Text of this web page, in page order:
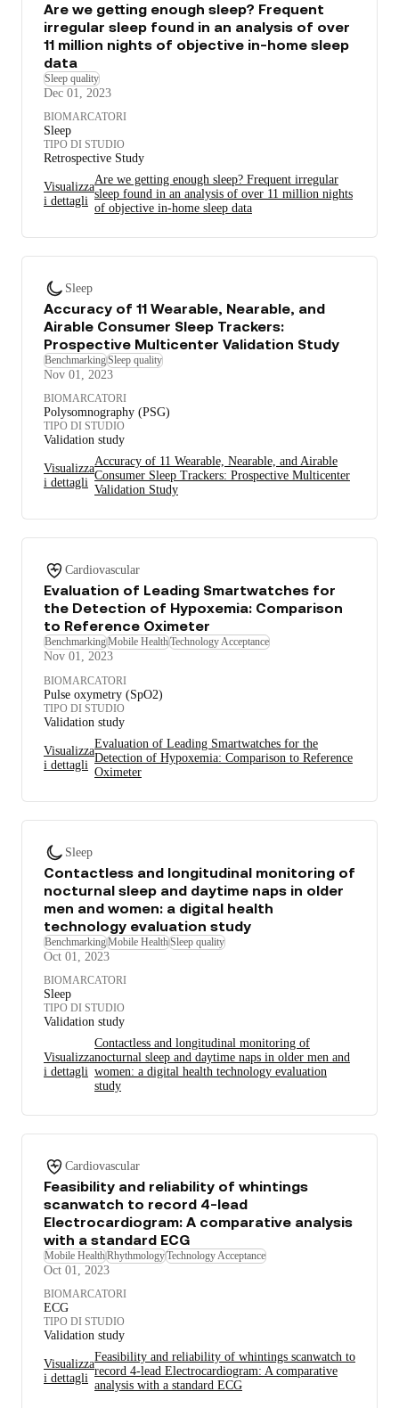
Are we getting enough sleep? Frequent
irregular sleep found in an analysis of over
11 million nights of objective in-home sleep
data
Sleep quality
Dec 01, 2023
BIOMARCATORI
Sleep
TIPO DI STUDIO
Retrospective Study
Visualizza
i dettagli
Are we getting enough sleep? Frequent irregular
sleep found in an analysis of over 11 million nights
of objective in-home sleep data
Sleep
Accuracy of 11 Wearable, Nearable, and
Airable Consumer Sleep Trackers:
Prospective Multicenter Validation Study
BenchmarkingSleep quality
Nov 01, 2023
BIOMARCATORI
Polysomnography (PSG)
TIPO DI STUDIO
Validation study
Visualizza
i dettagli
Accuracy of 11 Wearable, Nearable, and Airable
Consumer Sleep Trackers: Prospective Multicenter
Validation Study
Cardiovascular
Evaluation of Leading Smartwatches for
the Detection of Hypoxemia: Comparison
to Reference Oximeter
BenchmarkingMobile HealthTechnology Acceptance
Nov 01, 2023
BIOMARCATORI
Pulse oxymetry (SpO2)
TIPO DI STUDIO
Validation study
Visualizza
i dettagli
Evaluation of Leading Smartwatches for the
Detection of Hypoxemia: Comparison to Reference
Oximeter
Sleep
Contactless and longitudinal monitoring of
nocturnal sleep and daytime naps in older
men and women: a digital health
technology evaluation study
BenchmarkingMobile HealthSleep quality
Oct 01, 2023
BIOMARCATORI
Sleep
TIPO DI STUDIO
Validation study
Visualizza
i dettagli
Contactless and longitudinal monitoring of
nocturnal sleep and daytime naps in older men and
women: a digital health technology evaluation
study
Cardiovascular
Feasibility and reliability of whintings
scanwatch to record 4-lead
Electrocardiogram: A comparative analysis
with a standard ECG
Mobile HealthRhythmologyTechnology Acceptance
Oct 01, 2023
BIOMARCATORI
ECG
TIPO DI STUDIO
Validation study
Visualizza
i dettagli
Feasibility and reliability of whintings scanwatch to
record 4-lead Electrocardiogram: A comparative
analysis with a standard ECG